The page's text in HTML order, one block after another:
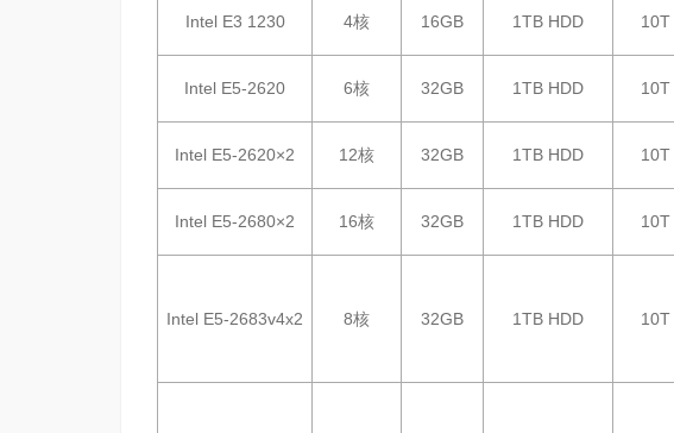
Intel E3 1230 4核 16GB 1TB HDD 10T
Intel E5-2620 6核 32GB 1TB HDD 10T
Intel E5-2620×2 12核 32GB 1TB HDD 10T
Intel E5-2680×2 16核 32GB 1TB HDD 10T
Intel E5-2683v4x2 8核 32GB 1TB HDD 10T